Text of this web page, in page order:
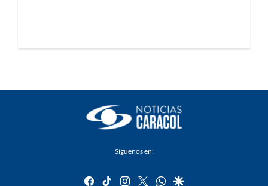
Síguenos en:
facebook
tiktok instagram
twitterwhatsapp
google